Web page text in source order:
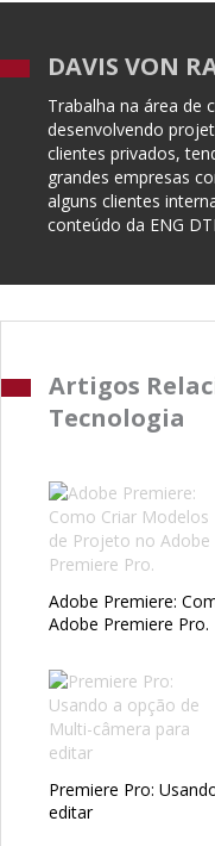
DAVIS VON
Trabalha na área de
desenvolvendo
clientes privados,
grandes empresas
alguns clientes
conteúdo da ENG
Artigos
Tecnologia
Adobe Premiere:
Adobe Premiere Pro.
Premiere Pro:
editar